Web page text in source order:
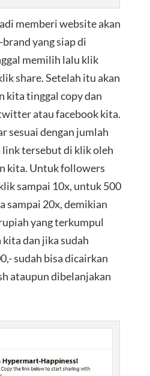
memberi website akan
yang siap di
memilih lalu klik
share. Setelah itu akan
kita tinggal copy dan
atau facebook kita.
sesuai dengan jumlah
tersebut di klik oleh
kita. Untuk followers
sampai 10x, untuk 500
sampai 20x, demikian
yang terkumpul
dan jika sudah
sudah bisa dicairkan
ataupun dibelanjakan